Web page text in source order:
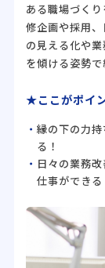
ある職場づく
修企画や採用
の見える化や
を傾ける姿勢で
★ここがポイ
縁の下の力
る！
日々の業務
仕事ができる